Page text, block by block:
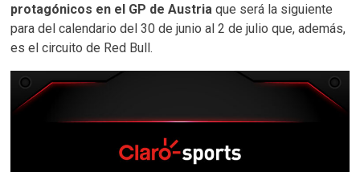
protagónicos en el GP de Austriaque será la siguiente
para del calendario del 30 de junio al 2 de julio que, además,
es el circuito de Red Bull.